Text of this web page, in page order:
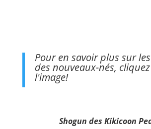
Pour en savoir plus sur
des nouveaux-nés,
l'image!
Shogun des Kikicoon